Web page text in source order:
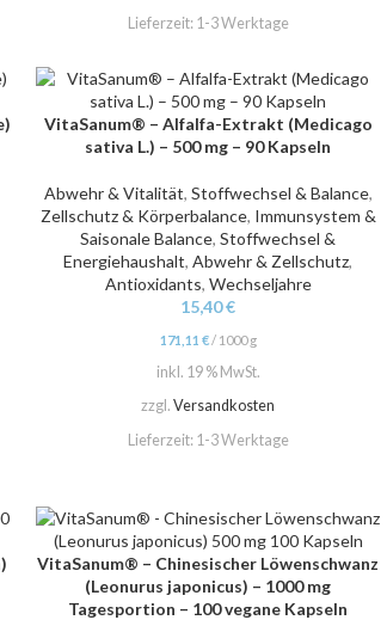
Lieferzeit: 1-3 Werktage
IN DEN WARENKORB
VitaSanum® – Alfalfa-Extrakt (Medicago
sativa L.) – 500 mg – 90 Kapseln
Abwehr & Vitalität, Stoffwechsel & Balance,
Zellschutz & Körperbalance, Immunsystem &
Saisonale Balance,Stoffwechsel &
Energiehaushalt,Abwehr & Zellschutz,
Antioxidants, Wechseljahre
15,40€
171,11 €/ 1000 g
inkl. 19 % MwSt.
zzgl.Versandkosten
Lieferzeit: 1-3 Werktage
IN DEN WARENKORB
VitaSanum® – Chinesischer Löwenschwanz
(Leonurus japonicus) – 1000 mg
Tagesportion – 100 vegane Kapseln